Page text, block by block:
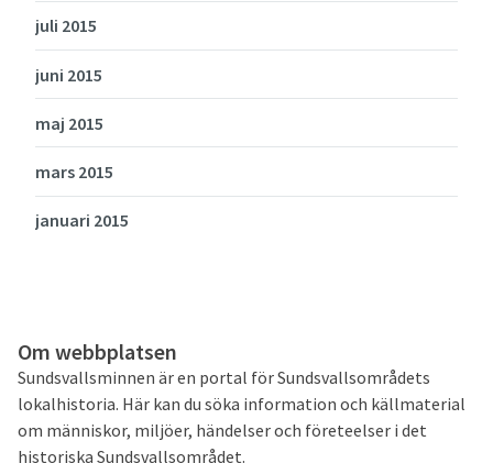
juli 2015
juni 2015
maj 2015
mars 2015
januari 2015
Om webbplatsen
Sundsvallsminnen är en portal för Sundsvallsområdets
lokalhistoria. Här kan du söka information och källmaterial
om människor, miljöer, händelser och företeelser i det
historiska Sundsvallsområdet.